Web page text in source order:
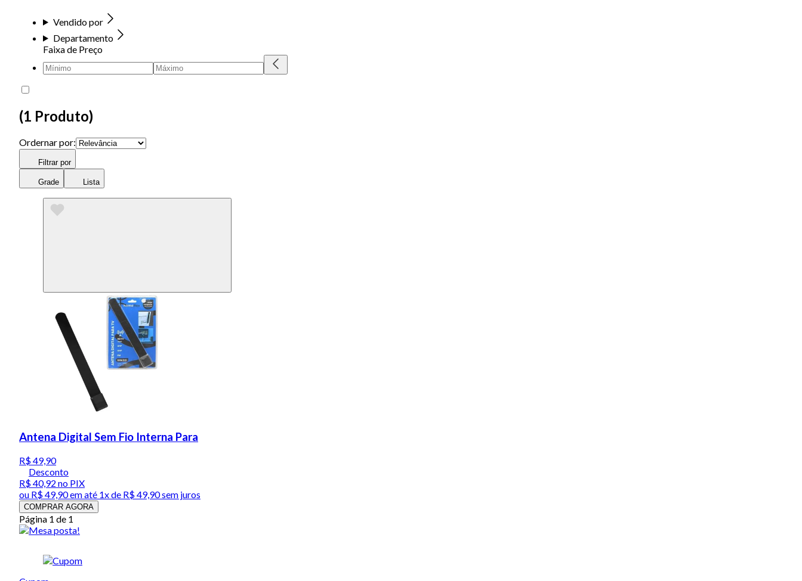
Vendido por
Departamento
Faixa de Preço
(1 Produto)
Ordernar por:
Filtrar por
Grade Lista
Antena Digital Sem Fio Interna Para
R$ 49,90
Desconto
R$ 40,92 no PIX
ou R$ 49,90em até 1x de R$ 49,90sem juros
COMPRAR AGORA
Página 1 de 1